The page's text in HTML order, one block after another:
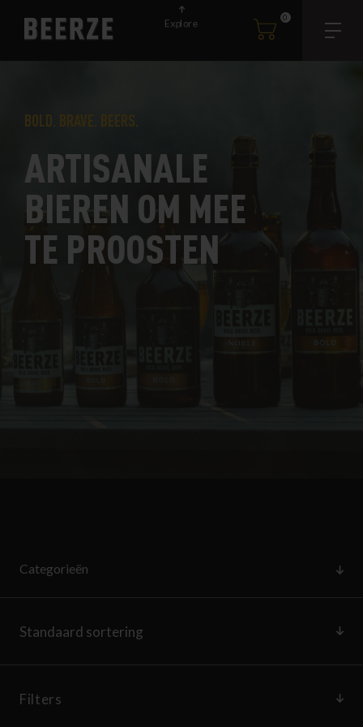
Explore 0
BOLD. BRAVE. BEERS.
ARTISANALE
BIEREN OM MEE
TE PROOSTEN
Categorieën
Filters